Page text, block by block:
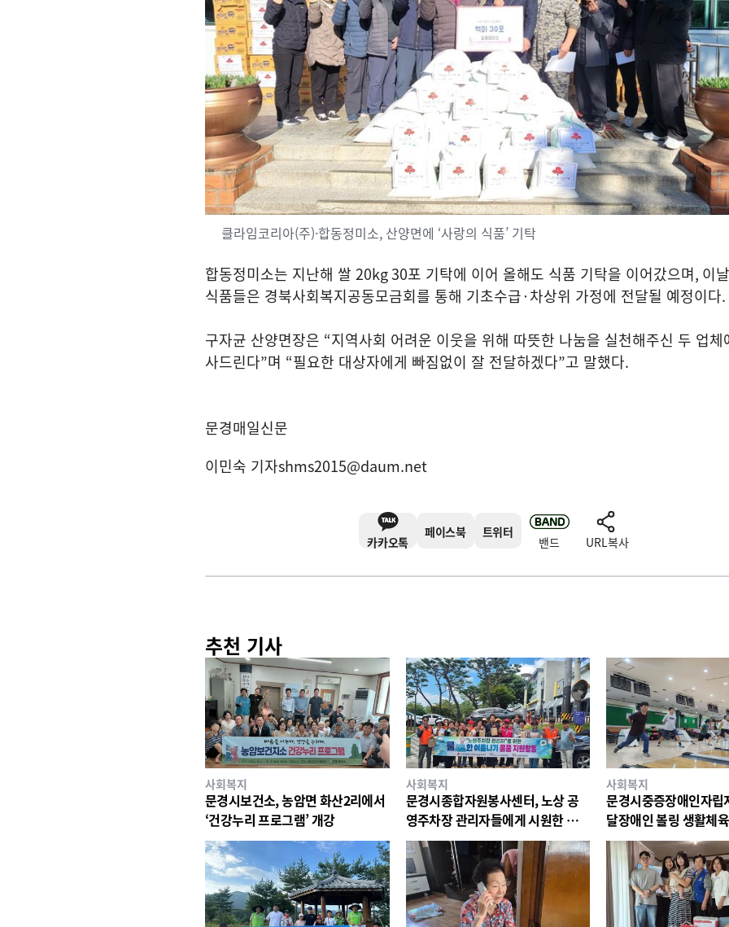
클라임코리아(주)·합동정미소, 산양면에 ‘사랑의 식품’ 기탁
합동정미소는 지난해 쌀 20kg 30포 기탁에 이어 올해도 식품 기탁을 이어갔으며, 이
식품들은 경북사회복지공동모금회를 통해 기초수급·차상위 가정에 전달될 예정이다.
구자균 산양면장은 “지역사회 어려운 이웃을 위해 따뜻한 나눔을 실천해주신 두 업체
사드린다”며 “필요한 대상자에게 빠짐없이 잘 전달하겠다”고 말했다.
문경매일신문
이민숙 기자shms2015@daum.net
카카오톡
페이스북 트위터
밴드 URL복사
추천 기사
사회복지
문경시보건소, 농암면 화산2리에서
‘건강누리 프로그램’ 개강
사회복지
문경시종합자원봉사센터, 노상 공
영주차장 관리자들에게 시원한 물품
지원
사회복지
문경시중증장애인자립
달장애인 볼링 생활체